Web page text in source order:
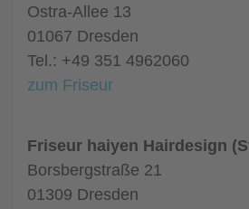
Ostra-Allee 13
01067 Dresden
Tel.: +49 351 4962060
zum Friseur
Friseur haiyen Hairdesign
Borsbergstraße 21
01309 Dresden